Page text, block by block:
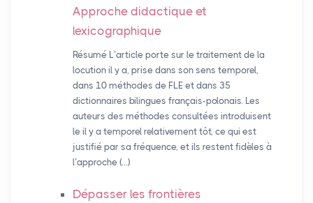
Approche didactique et
lexicographique
Résumé L’article porte sur le traitement de la
locution il y a, prise dans son sens temporel,
dans 10 méthodes de FLE et dans 35
dictionnaires bilingues français-polonais. Les
auteurs des méthodes consultées introduisent
le il y a temporel relativement tôt, ce qui est
justifié par sa fréquence, et ils restent fidèles à
l’approche (…)
Dépasser les frontières